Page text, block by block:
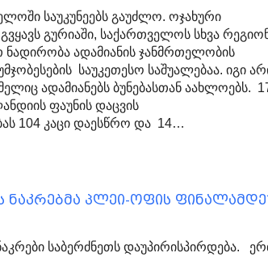
საუკუნეებს გაუძლო. ოჯახური
გურიაში, საქართველოს სხვა
ნადირობა ადამიანის ჯანმრთელობის
საუკეთესო საშუალებაა. იგი
ადამიანებს ბუნებასთან აახლოებს.
ფაუნის დაცვის
104 კაცი დაესწრო და 14…
ნაკრებმა პლეი-ოფის
საბერძნეთს დაუპირისპირდება.